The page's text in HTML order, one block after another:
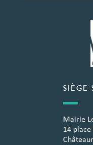
SIÈGE
Mairie
14 place